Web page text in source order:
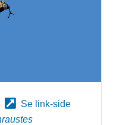
Se link-side